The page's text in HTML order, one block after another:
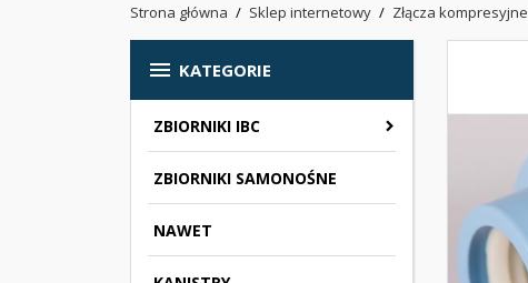
Strona główna Sklep internetowy Złącza kompresyjne
 KATEGORIE
ZBIORNIKI IBC
ZBIORNIKI SAMONOŚNE
NAWET